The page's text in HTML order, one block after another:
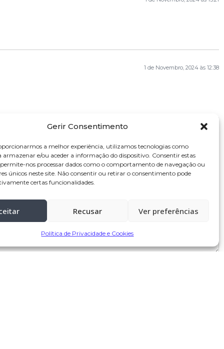
Gerir Consentimento
a melhor experiência, utilizamos tecnologias como
armazenar e/ou aceder a informação do dispositivo. Consentir estas
nos processar dados como o comportamento de navegação ou
únicos neste site. Não consentir ou retirar o consentimento pode
certas funcionalidades.
Recusar Ver preferências
Política de Privacidade e Cookies
1 de Novembro, 2024 às 12:38